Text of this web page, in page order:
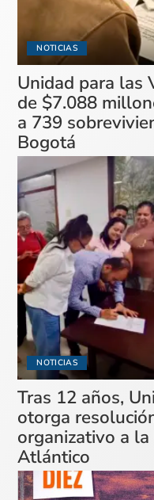
NOTICIAS
Unidad para las
de $7.088
a 739
Bogotá
NOTICIAS
Tras 12 años,
otorga
organizativo a
Atlántico